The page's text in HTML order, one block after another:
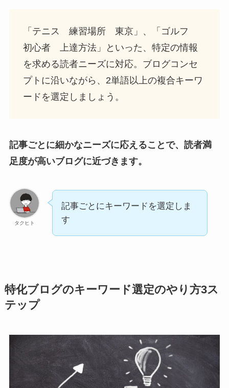
「テニス 練習場所 東京」、「ゴルフ
初心者 上達方法」といった、特定の情報
を求める読者ニーズに対応。ブログコンセ
プトに沿いながら、2単語以上の複合キーワ
ードを選定しましょう。
記事ごとに細かなニーズに応えることで、読者満
足度が高いブログに近づきます。
タクヒト
記事ごとにキーワードを選定しま
す
特化ブログのキーワード選定のやり方3ス
テップ